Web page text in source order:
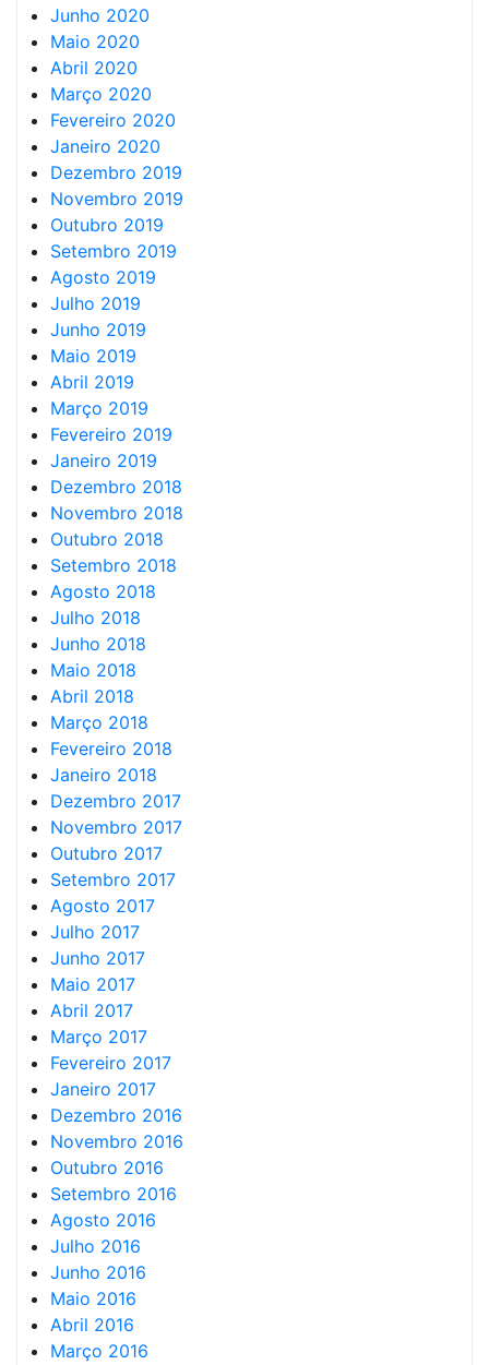
Junho 2020
Maio 2020
Abril 2020
Março 2020
Fevereiro 2020
Janeiro 2020
Dezembro 2019
Novembro 2019
Outubro 2019
Setembro 2019
Agosto 2019
Julho 2019
Junho 2019
Maio 2019
Abril 2019
Março 2019
Fevereiro 2019
Janeiro 2019
Dezembro 2018
Novembro 2018
Outubro 2018
Setembro 2018
Agosto 2018
Julho 2018
Junho 2018
Maio 2018
Abril 2018
Março 2018
Fevereiro 2018
Janeiro 2018
Dezembro 2017
Novembro 2017
Outubro 2017
Setembro 2017
Agosto 2017
Julho 2017
Junho 2017
Maio 2017
Abril 2017
Março 2017
Fevereiro 2017
Janeiro 2017
Dezembro 2016
Novembro 2016
Outubro 2016
Setembro 2016
Agosto 2016
Julho 2016
Junho 2016
Maio 2016
Abril 2016
Março 2016